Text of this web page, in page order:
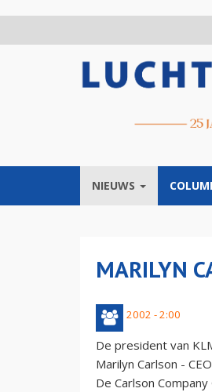
NIEUWS
MARILYN
17 juli 2002 - 2:00
De president van
Marilyn Carlson -
De Carlson